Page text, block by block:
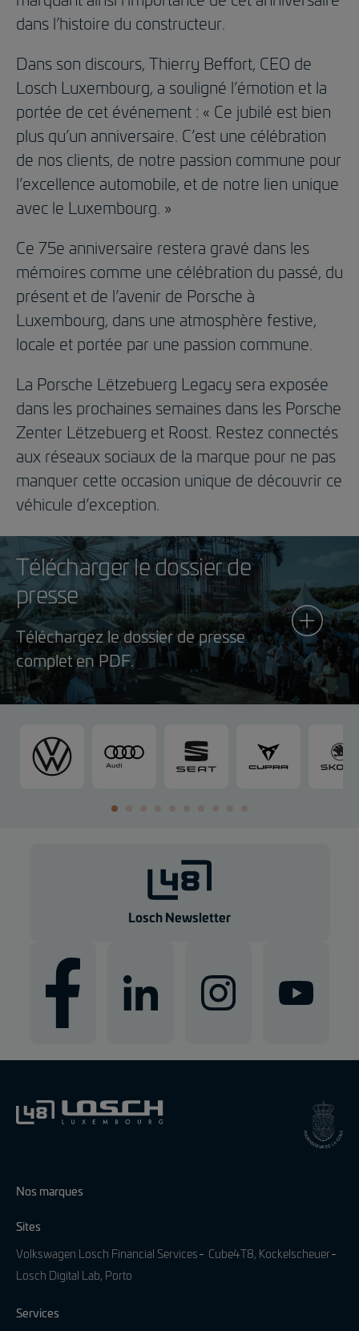
dans l’histoire du constructeur.
Dans son discours, Thierry Beffort, CEO de
Losch Luxembourg, a souligné l’émotion et la
portée de cet événement : « Ce jubilé est bien
plus qu’un anniversaire. C’est une célébration
de nos clients, de notre passion commune pour
l’excellence automobile, et de notre lien unique
avec le Luxembourg. »
Ce 75e anniversaire restera gravé dans les
mémoires comme une célébration du passé, du
présent et de l’avenir de Porsche à
Luxembourg, dans une atmosphère festive,
locale et portée par une passion commune.
La Porsche Lëtzebuerg Legacy sera exposée
dans les prochaines semaines dans les Porsche
Zenter Lëtzebuerg et Roost. Restez connectés
aux réseaux sociaux de la marque pour ne pas
manquer cette occasion unique de découvrir ce
véhicule d’exception.
Télécharger le dossier de
presse
Téléchargez le dossier de presse
complet en PDF.
Losch Newsletter
Nos marques
Sites
Volkswagen Losch Financial Services
Cube4T8, Kockelscheuer
Losch Digital Lab, Porto
Services